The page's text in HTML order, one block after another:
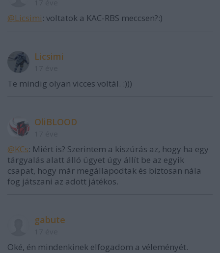
@Licsimi: voltatok a KAC-RBS meccsen?:)
Licsimi
Te mindig olyan vicces voltál. :)))
OliBLOOD
@KCs: Miért is? Szerintem a kiszúrás az, hogy ha egy
tárgyalás alatt álló ügyet úgy állít be az egyik
csapat, hogy már megállapodtak és biztosan nála
fog játszani az adott játékos.
gabute
Oké, én mindenkinek elfogadom a véleményét.